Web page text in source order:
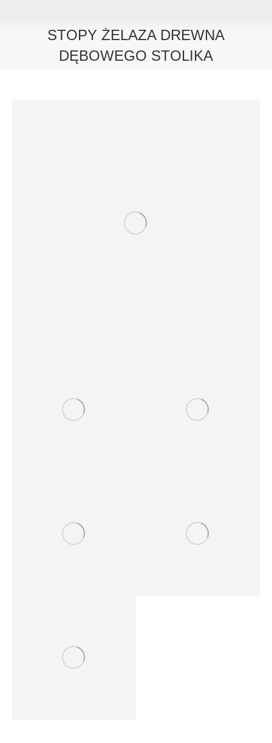
STOPY ŻELAZA DREWNA
DĘBOWEGO STOLIKA